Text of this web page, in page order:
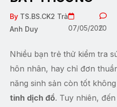
By TS.BS.CK2 Trà
Anh Duy
07/05/2020
0
Nhiều bạn trẻ thử kiểm tra
hôn nhân, hay chỉ đơn
năng sinh sản còn tốt
tinh dịch đồ. Tuy nhiên,